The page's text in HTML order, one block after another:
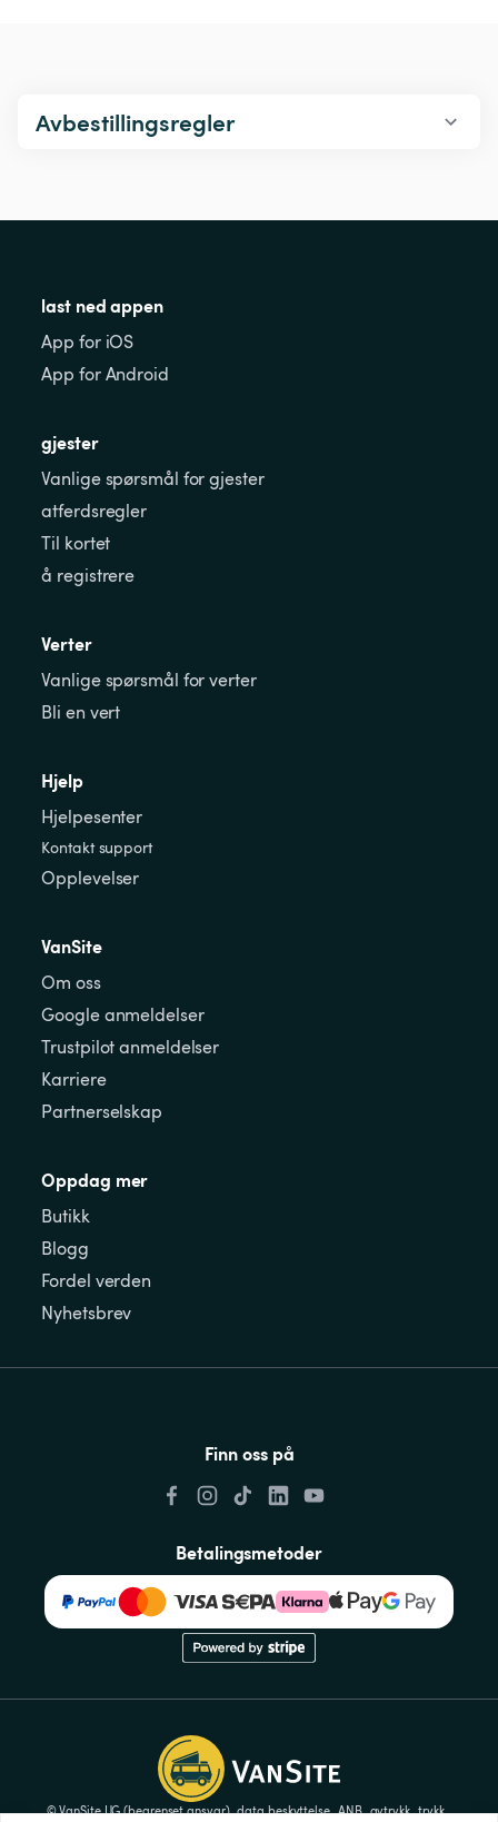
Avbestillingsregler
last ned appen
App for iOS
App for Android
gjester
Vanlige spørsmål for gjester
atferdsregler
Til kortet
å registrere
Verter
Vanlige spørsmål for verter
Bli en vert
Hjelp
Hjelpesenter
Kontakt support
Opplevelser
VanSite
Om oss
Google anmeldelser
Trustpilot anmeldelser
Karriere
Partnerselskap
Oppdag mer
Butikk
Blogg
Fordel verden
Nyhetsbrev
Finn oss på
Betalingsmetoder
© VanSite UG (begrenset ansvar) data beskyttelse ANB avtrykk trykk